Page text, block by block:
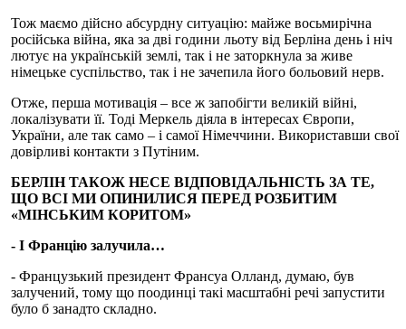
Тож маємо дійсно абсурдну ситуацію: майже восьмирічна
російська війна, яка за дві години льоту від Берліна день і ніч
лютує на українській землі, так і не заторкнула за живе
німецьке суспільство, так і не зачепила його больовий нерв.
Отже, перша мотивація – все ж запобігти великій війні,
локалізувати її. Тоді Меркель діяла в інтересах Європи,
України, але так само – і самої Німеччини. Використавши свої
довірливі контакти з Путіним.
БЕРЛІН ТАКОЖ НЕСЕ ВІДПОВІДАЛЬНІСТЬ ЗА ТЕ,
ЩО ВСІ МИ ОПИНИЛИСЯ ПЕРЕД РОЗБИТИМ
«МІНСЬКИМ КОРИТОМ»
- І Францію залучила…
- Французький президент Франсуа Олланд, думаю, був
залучений, тому що поодинці такі масштабні речі запустити
було б занадто складно.